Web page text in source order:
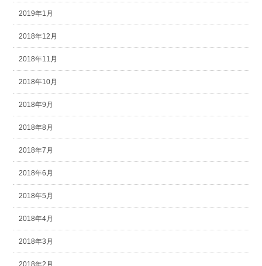
2019年1月
2018年12月
2018年11月
2018年10月
2018年9月
2018年8月
2018年7月
2018年6月
2018年5月
2018年4月
2018年3月
2018年2月